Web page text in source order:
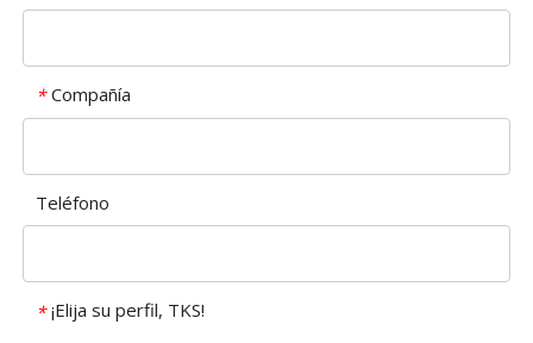
* Compañía
Teléfono
* ¡Elija su perfil, TKS!